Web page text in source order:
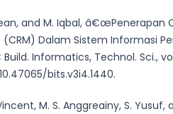
and M. Iqbal, â€œPenerapan
Dalam Sistem Informasi
Informatics, Technol. Sci.,
bits.v3i4.1440.
M. S. Anggreainy, S. Yusuf,